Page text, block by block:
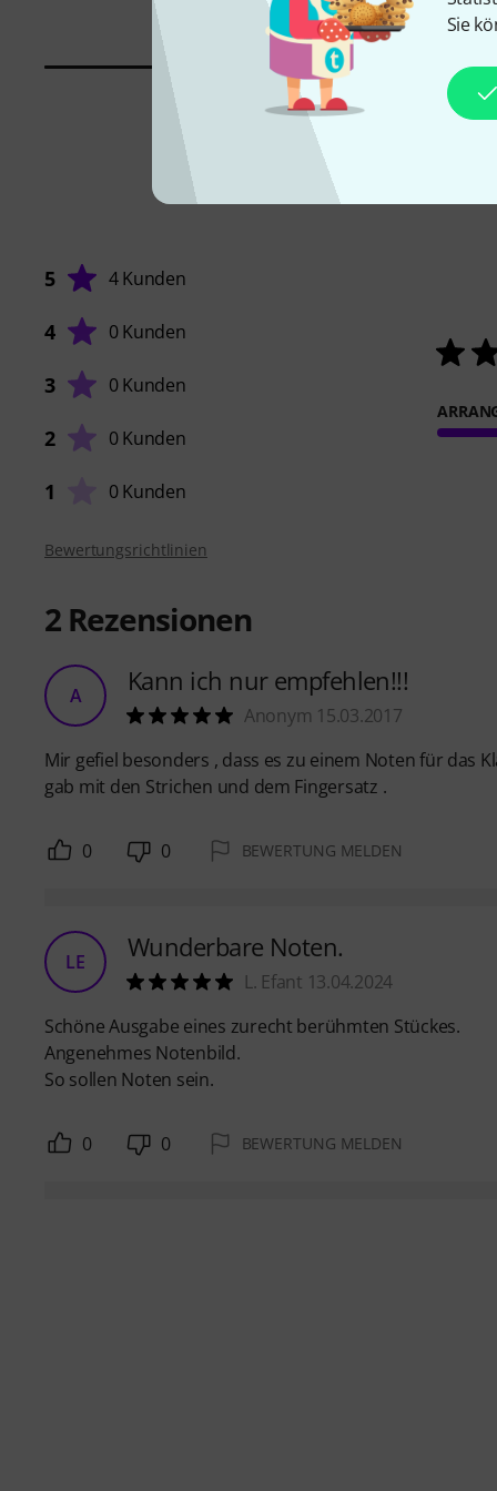
Sie
5 4 Kunden
4 0 Kunden
3 0 Kunden
2 0 Kunden
1 0 Kunden
Bewertungsrichtlinien
2 Rezensionen
A Kann ich nur empfehlen!!!
Anonym 15.03.2017
Mir gefiel besonders , dass es zu einem Noten für das
gab mit den Strichen und dem Fingersatz .
0 0 BEWERTUNG MELDEN
LE Wunderbare Noten.
L. Efant 13.04.2024
Schöne Ausgabe eines zurecht berühmten Stückes.
Angenehmes Notenbild.
So sollen Noten sein.
0 0 BEWERTUNG MELDEN